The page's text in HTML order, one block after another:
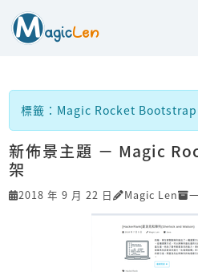
標籤：Magic Rocket Bootstrap
新佈景主題 － Magic
架
2018 年 9 月 22 日 Magic Len